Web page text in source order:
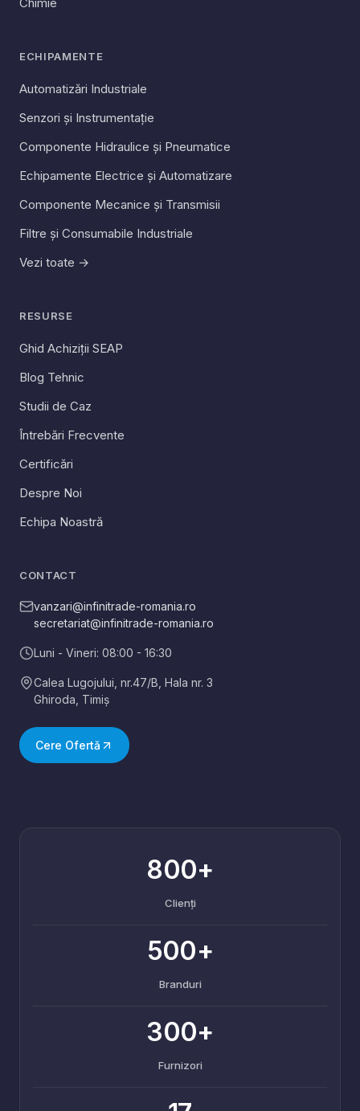
ECHIPAMENTE
Automatizări Industriale
Senzori și Instrumentație
Componente Hidraulice și Pneumatice
Echipamente Electrice și Automatizare
Componente Mecanice și Transmisii
Filtre și Consumabile Industriale
Vezi toate →
RESURSE
Ghid Achiziții SEAP
Blog Tehnic
Studii de Caz
Întrebări Frecvente
Certificări
Despre Noi
Echipa Noastră
CONTACT
vanzari@infinitrade-romania.ro
secretariat@infinitrade-romania.ro
Luni - Vineri: 08:00 - 16:30
Calea Lugojului, nr.47/B, Hala nr. 3
Ghiroda Timiș
Cere Ofertă
800+
Clienți
500+
Branduri
300+
Furnizori